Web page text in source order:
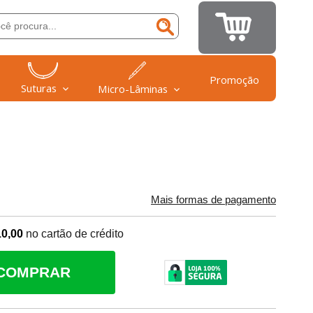
Suturas Micro-Lâminas
Promoção
Mais formas de pagamento
no cartão de crédito